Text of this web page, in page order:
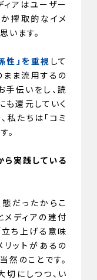
ィアはユーザー
搾取的なイメ
います。
性」を重視 して
まま流用するの
手伝いをし、読
も還元していく
私たちは「コミ
。
実践している
だったからこ
メディアの建付
立ち上げる意味
リットがあるの
然のことです。
切にしつつ、い